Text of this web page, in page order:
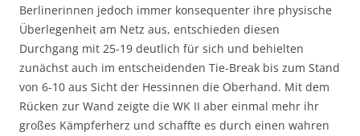
Berlinerinnen jedoch immer konsequenter ihre physische
Überlegenheit am Netz aus, entschieden diesen
Durchgang mit 25-19 deutlich für sich und behielten
zunächst auch im entscheidenden Tie-Break bis zum Stand
von 6-10 aus Sicht der Hessinnen die Oberhand. Mit dem
Rücken zur Wand zeigte die WK II aber einmal mehr ihr
großes Kämpferherz und schaffte es durch einen wahren